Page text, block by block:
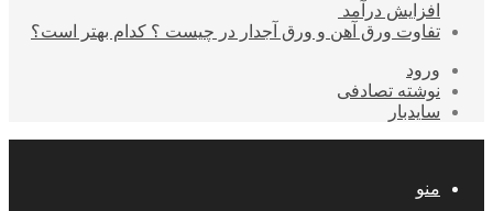
افزایش درآمد
تفاوت ورق آهن و ورق آجدار در چیست ؟ کدام بهتر است؟
ورود
نوشته تصادفی
سایدبار
منو